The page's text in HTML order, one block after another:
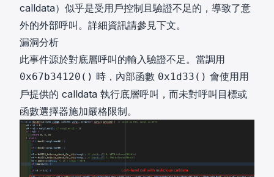
calldata）似乎是受用戶控制且驗證不足的，導致了意
外的外部呼叫。詳細資訊請參見下文。
漏洞分析
此事件源於對底層呼叫的輸入驗證不足。當調用
0x67b34120() 時，內部函數 0x1d33() 會使用用
戶提供的 calldata 執行底層呼叫，而未對呼叫目標或
函數選擇器施加嚴格限制。